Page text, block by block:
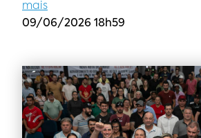
mais
09/06/2026 18h59